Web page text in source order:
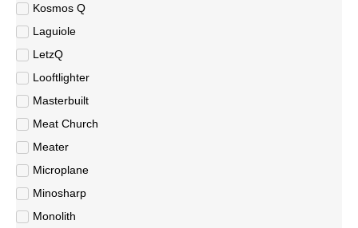
Kosmos Q
Laguiole
LetzQ
Looftlighter
Masterbuilt
Meat Church
Meater
Microplane
Minosharp
Monolith